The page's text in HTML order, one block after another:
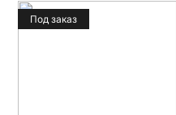
Под заказ